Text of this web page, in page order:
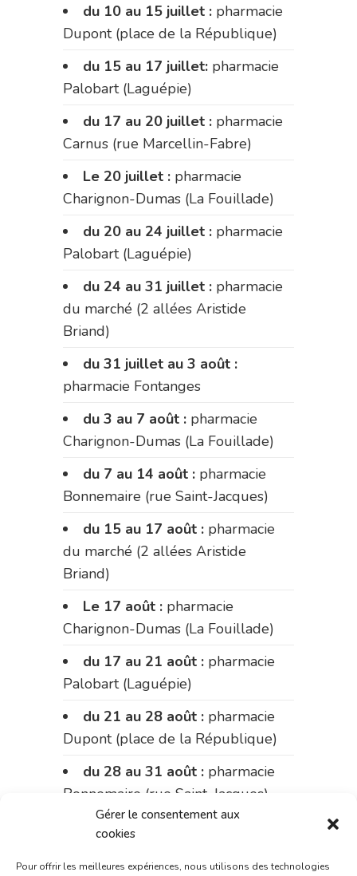
Gérer le consentement aux
cookies
Pour offrir les meilleures expériences, nous utilisons des technologies
du 10 au 15 juillet : pharmacie
Dupont (place de la République)
du 15 au 17 juillet: pharmacie
Palobart (Laguépie)
du 17 au 20 juillet : pharmacie
Carnus (rue Marcellin-Fabre)
Le 20 juillet : pharmacie
Charignon-Dumas (La Fouillade)
du 20 au 24 juillet : pharmacie
Palobart (Laguépie)
du 24 au 31 juillet : pharmacie
du marché (2 allées Aristide
Briand)
du 31 juillet au 3 août :
pharmacie Fontanges
du 3 au 7 août : pharmacie
Charignon-Dumas (La Fouillade)
du 7 au 14 août : pharmacie
Bonnemaire (rue Saint-Jacques)
du 15 au 17 août : pharmacie
du marché (2 allées Aristide
Briand)
Le 17 août : pharmacie
Charignon-Dumas (La Fouillade)
du 17 au 21 août : pharmacie
Palobart (Laguépie)
du 21 au 28 août : pharmacie
Dupont (place de la République)
du 28 au 31 août : pharmacie
Bonnemaire (rue Saint-Jacques)
Du 31 août au 4 septembre :
Fouillade)